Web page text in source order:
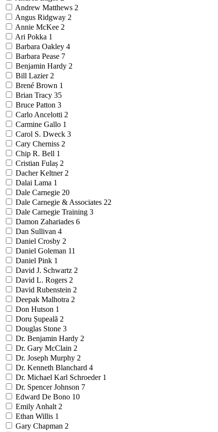
Andrew Matthews 2
Angus Ridgway 2
Annie McKee 2
Ari Pokka 1
Barbara Oakley 4
Barbara Pease 7
Benjamin Hardy 2
Bill Lazier 2
Brené Brown 1
Brian Tracy 35
Bruce Patton 3
Carlo Ancelotti 2
Carmine Gallo 1
Carol S. Dweck 3
Cary Cherniss 2
Chip R. Bell 1
Cristian Fulaș 2
Dacher Keltner 2
Dalai Lama 1
Dale Carnegie 20
Dale Carnegie & Associates 22
Dale Carnegie Training 3
Damon Zahariades 6
Dan Sullivan 4
Daniel Crosby 2
Daniel Goleman 11
Daniel Pink 1
David J. Schwartz 2
David L. Rogers 2
David Rubenstein 2
Deepak Malhotra 2
Don Hutson 1
Doru Șupeală 2
Douglas Stone 3
Dr. Benjamin Hardy 2
Dr. Gary McClain 2
Dr. Joseph Murphy 2
Dr. Kenneth Blanchard 4
Dr. Michael Karl Schroeder 1
Dr. Spencer Johnson 7
Edward De Bono 10
Emily Anhalt 2
Ethan Willis 1
Gary Chapman 2